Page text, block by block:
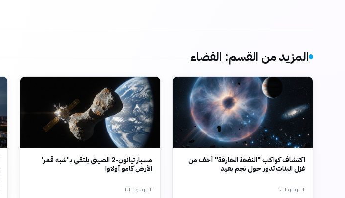
المزيد من القسم: الفضاء
اكتشاف كواكب "النفخة الخارقة" أخف من
غزل البنات تدور حول نجم بعيد
١٢ يوليو ٢٠٢٦
مسبار تيانون-2 الصيني يلتقي بـ 'شبه قمر'
الأرض كامو أولاوا
١٢ يوليو ٢٠٢٦